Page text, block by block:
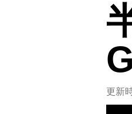
更新